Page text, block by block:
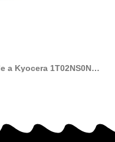
a Kyocera 1T02NS0NL0
/ 1T02NSANL0